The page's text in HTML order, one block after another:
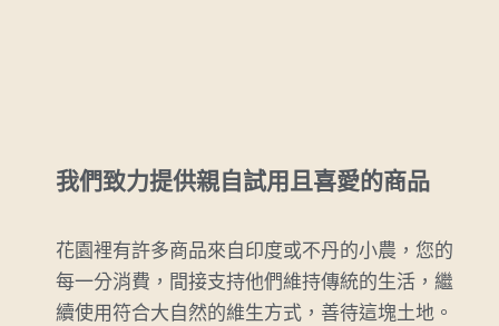
我們致力提供親自試用且喜愛的商品
花園裡有許多商品來自印度或不丹的小農，您的
每一分消費，間接支持他們維持傳統的生活，繼
續使用符合大自然的維生方式，善待這塊土地。